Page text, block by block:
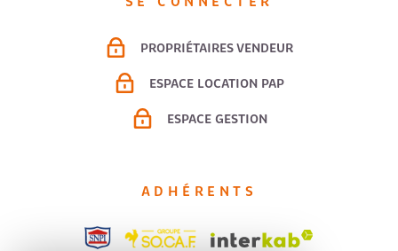
PROPRIÉTAIRES VENDEUR
ESPACE LOCATION PAP
ESPACE GESTION
ADHÉRENTS